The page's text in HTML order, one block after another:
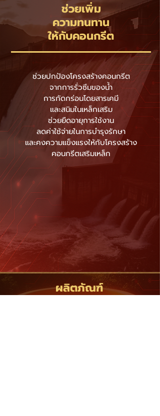
ช่วยเพิ่ม
ความทนทาน
ให้กับคอนกรีต
ช่วยปกป้องโครงสร้างคอนกรีต
จากการรั่วซึมของน้ำ
การกัดกร่อนโดยสารเคมี
และสนิมในเหล็กเสริม
ช่วยยืดอายุการใช้งาน
ลดค่าใช้จ่ายในการบำรุงรักษา
และคงความแข็งแรงให้กับโครงสร้าง
คอนกรีตเสริมเหล็ก
ผลิตภัณฑ์